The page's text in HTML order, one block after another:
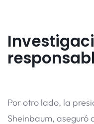
Por otro lado, la
Sheinbaum, aseguró